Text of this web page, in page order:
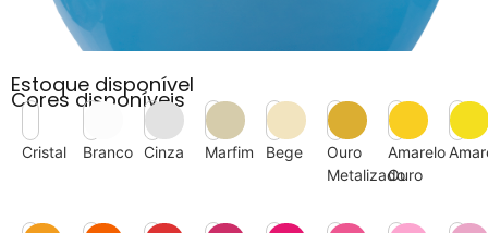
Estoque disponível
Cores disponíveis
Cristal Branco Cinza Marfim Bege
Ouro
Metalizado
Amarelo
Ouro